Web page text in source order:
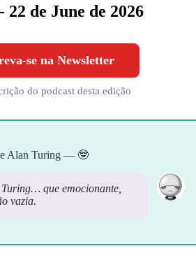
22 de June de 2026
se na Newsletter
do podcast desta edição
Alan Turing — 🤓
que emocionante,
vazia.